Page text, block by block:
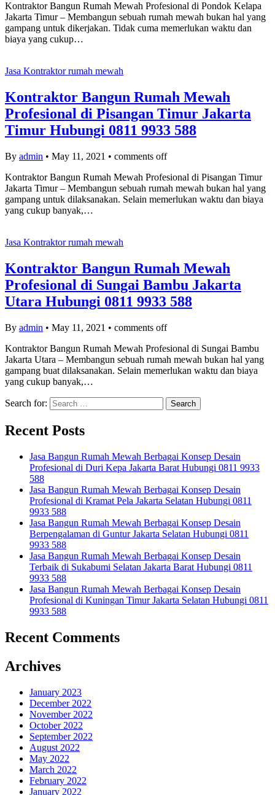
Kontraktor Bangun Rumah Mewah Profesional di Pondok Kelapa
Jakarta Timur – Membangun sebuah rumah mewah bukan hal yang
gampang untuk dikerjakan. Tidak cuma memerlukan waktu dan
biaya yang cukup…
Jasa Kontraktor rumah mewah
Kontraktor Bangun Rumah Mewah
Profesional di Pisangan Timur Jakarta
Timur Hubungi 0811 9933 588
By admin • May 11, 2021 • comments off
Kontraktor Bangun Rumah Mewah Profesional di Pisangan Timur
Jakarta Timur – Membangun sebuah rumah mewah bukan hal yang
gampang untuk dilaksanakan. Selain memerlukan waktu dan biaya
yang cukup banyak,…
Jasa Kontraktor rumah mewah
Kontraktor Bangun Rumah Mewah
Profesional di Sungai Bambu Jakarta
Utara Hubungi 0811 9933 588
By admin • May 11, 2021 • comments off
Kontraktor Bangun Rumah Mewah Profesional di Sungai Bambu
Jakarta Utara – Membangun sebuah rumah mewah bukan hal yang
gampang buat dilaksanakan. Selain memerlukan waktu dan biaya
yang cukup banyak,…
Search for:
Recent Posts
Jasa Bangun Rumah Mewah Berbagai Konsep Desain
Profesional di Duri Kepa Jakarta Barat Hubungi 0811 9933
588
Jasa Bangun Rumah Mewah Berbagai Konsep Desain
Profesional di Kramat Pela Jakarta Selatan Hubungi 0811
9933 588
Jasa Bangun Rumah Mewah Berbagai Konsep Desain
Berpengalaman di Guntur Jakarta Selatan Hubungi 0811
9933 588
Jasa Bangun Rumah Mewah Berbagai Konsep Desain
Terbaik di Sukabumi Selatan Jakarta Barat Hubungi 0811
9933 588
Jasa Bangun Rumah Mewah Berbagai Konsep Desain
Profesional di Kuningan Timur Jakarta Selatan Hubungi 0811
9933 588
Recent Comments
Archives
January 2023
December 2022
November 2022
October 2022
September 2022
August 2022
May 2022
March 2022
February 2022
January 2022